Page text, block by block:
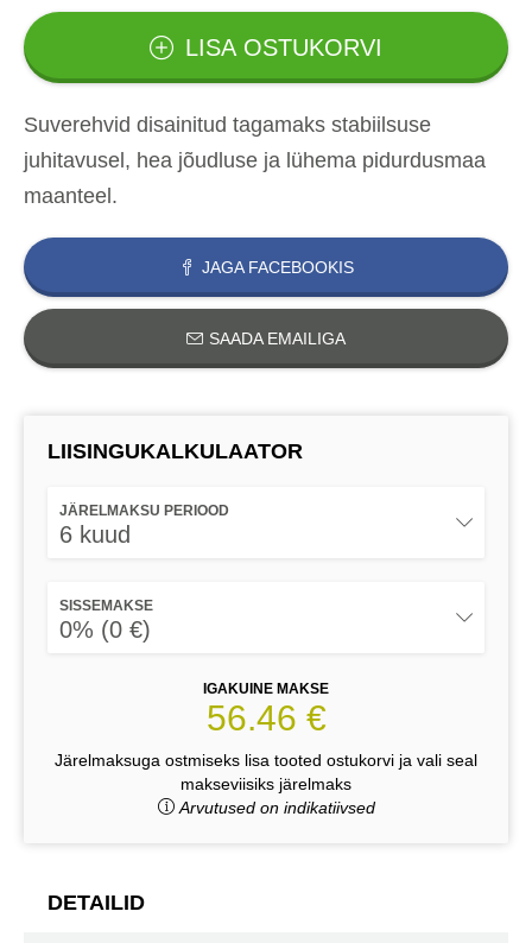
LISA OSTUKORVI
Suverehvid disainitud tagamaks stabiilsuse
juhitavusel, hea jõudluse ja lühema pidurdusmaa
maanteel.
JAGA FACEBOOKIS
SAADA EMAILIGA
LIISINGUKALKULAATOR
JÄRELMAKSU PERIOOD
6 kuud
SISSEMAKSE
0% (0 €)
IGAKUINE MAKSE
56.46 €
Järelmaksuga ostmiseks lisa tooted ostukorvi ja vali seal
makseviisiks järelmaks
Arvutused on indikatiivsed
DETAILID